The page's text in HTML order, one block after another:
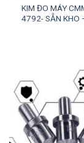
KIM ĐO MÁY
4792- SẴN KHO